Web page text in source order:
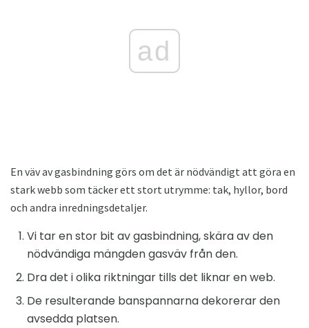
ad
En väv av gasbindning görs om det är nödvändigt att göra en
stark webb som täcker ett stort utrymme: tak, hyllor, bord
och andra inredningsdetaljer.
Vi tar en stor bit av gasbindning, skära av den
nödvändiga mängden gasväv från den.
Dra det i olika riktningar tills det liknar en web.
De resulterande banspannarna dekorerar den
avsedda platsen.